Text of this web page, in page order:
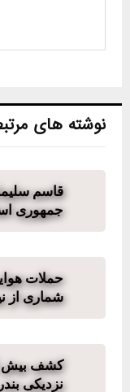
نوشته های
قاسم
جمهوری
حملات
شماری از
نزدیکی